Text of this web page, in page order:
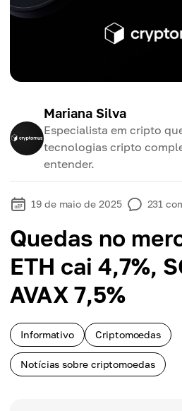
Mariana Silva
Especialista em cripto
tecnologias cripto
entender.
19 de maio de 2025 231
Quedas no
ETH cai 4,7%,
AVAX 7,5%
Informativo Criptomoedas
Notícias sobre criptomoedas